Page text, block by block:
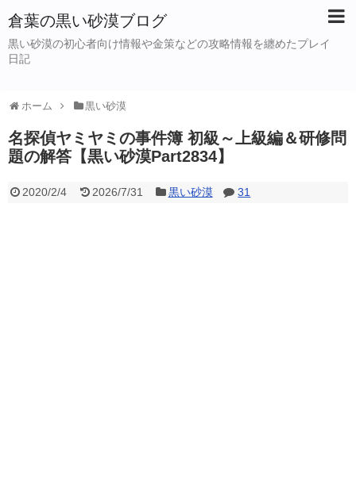
倉葉の黒い砂漠ブログ
黒い砂漠の初心者向け情報や金策などの攻略情報を纏めたプレイ
日記
ホーム 黒い砂漠
名探偵ヤミヤミの事件簿 初級～上級編＆研修問
題の解答【黒い砂漠Part2834】
2020/2/4 2026/7/31 黒い砂漠 31